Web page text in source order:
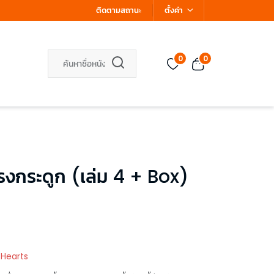
ติดตามสถานะ ตั้งค่า
0 0
กระดูก (เล่ม 4 + Box)
Hearts